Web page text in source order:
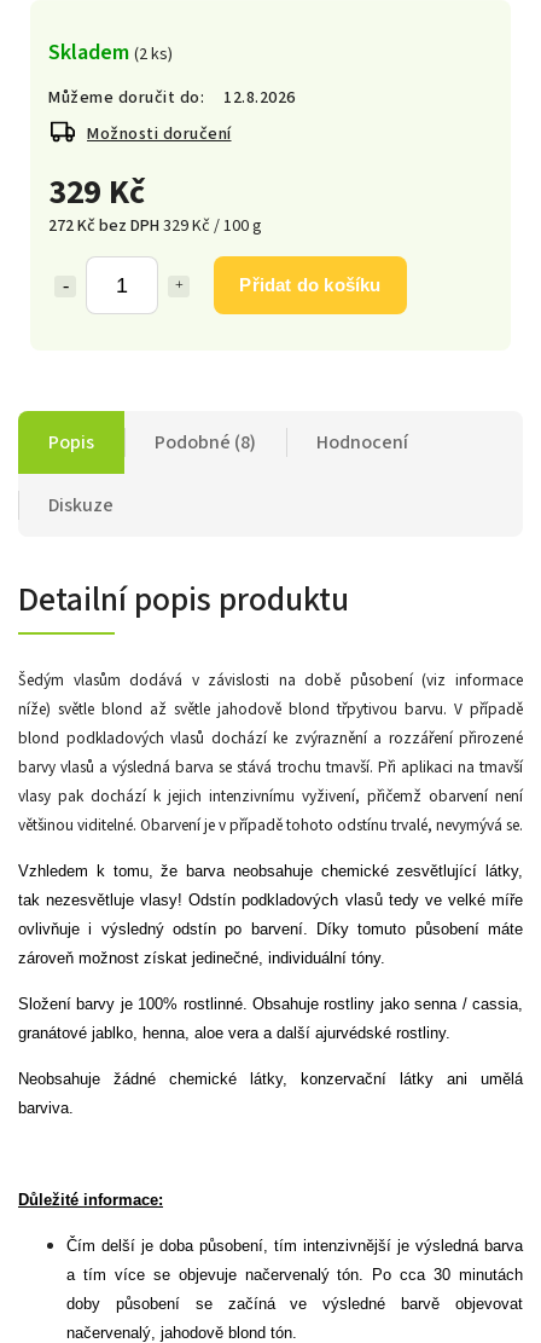
329 Kč
272 Kč bez DPH329 Kč / 100 g
Přidat do košíku
Skladem (2 ks)
Můžeme doručit do:
12.8.2026
Možnosti doručení
Popis Podobné (8) Hodnocení
Diskuze
Detailní popis produktu
Šedým vlasům dodává v závislosti na době působení (viz informace
níže) světle blond až světle jahodově blond třpytivou barvu. V případě
blond podkladových vlasů dochází ke zvýraznění a rozzáření přirozené
barvy vlasů a výsledná barva se stává trochu tmavší. Při aplikaci na tmavší
vlasy pak dochází k jejich intenzivnímu vyživení, přičemž obarvení není
většinou viditelné. Obarvení je v případě tohoto odstínu trvalé, nevymývá se.
Vzhledem k tomu, že barva neobsahuje chemické zesvětlující látky,
taknezesvětluje vlasy! Odstín podkladových vlasů tedy ve velké míře
ovlivňuje i výsledný odstín po barvení. Díky tomuto působení máte
zároveň možnost získat jedinečné, individuální tóny.
Složení barvy je 100% rostlinné. Obsahuje rostliny jako senna / cassia,
granátové jablko, henna, aloe vera a další ajurvédské rostliny.
Neobsahuje žádné chemické látky, konzervační látky ani umělá
barviva.
Důležité informace:
Čím delší je doba působení, tím intenzivnější je výsledná barva
a tím více se objevuje načervenalý tón. Po cca 30 minutách
doby působení se začíná ve výsledné barvě objevovat
načervenalý, jahodově blond tón.